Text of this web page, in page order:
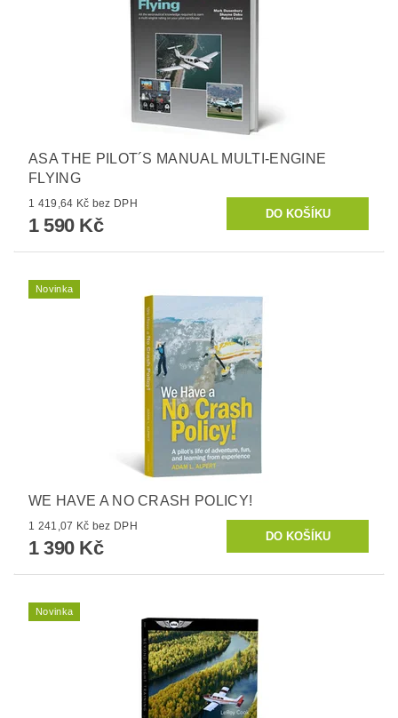
ASA THE PILOT´S MANUAL MULTI-ENGINE
FLYING
1 419,64 Kč bez DPH
1 590 Kč
Novinka
WE HAVE A NO CRASH POLICY!
1 241,07 Kč bez DPH
1 390 Kč
Novinka